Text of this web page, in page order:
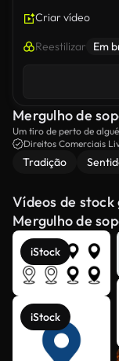
Criar vídeo
Reestilizar Em
Mergulho de
Um tiro de perto de
Direitos Comerciais
Tradição
Vídeos de
Mergulho de
iStock
iStock